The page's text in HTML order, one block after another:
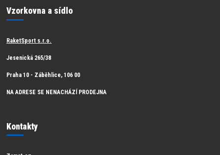
Vzorkovna a sídlo
RaketSport s.r.o.
Jesenická 265/38
Praha 10 - Záběhlice, 106 00
NA ADRESE SE NENACHÁZÍ PRODEJNA
Kontakty